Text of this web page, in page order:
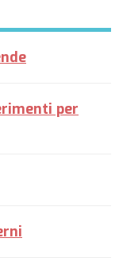
per